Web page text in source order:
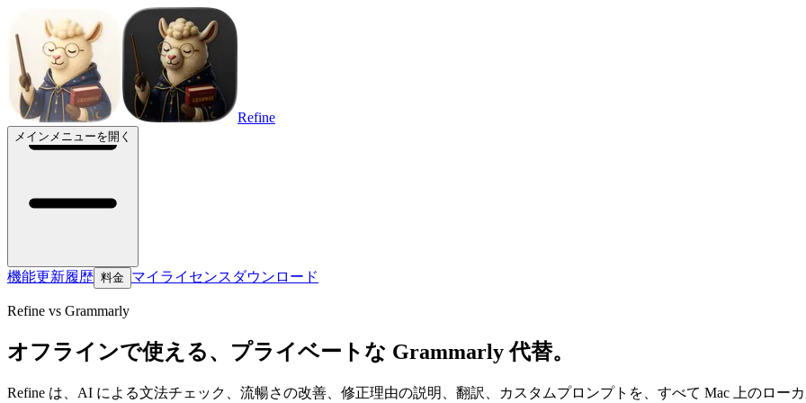
Refine
メインメニューを開く
機能更新履歴 料金 マイライセンス ダウンロード
Refine vs Grammarly
オフラインで使える、プライベートな Grammarly 代替。
Refine は、AI による文法チェック、流暢さの改善、修正理由の説明、翻訳、カスタムプロンプトを、すべて Mac 上のローカ